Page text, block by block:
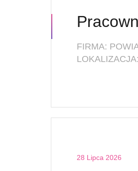
FIRMA:
28 Lipca 2026